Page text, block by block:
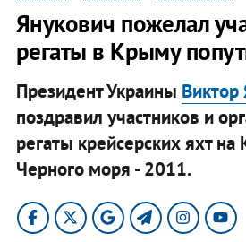
Янукович пожелал
регаты в Крыму
Президент Украины Виктор
поздравил участников и
регаты крейсерских яхт на
Черного моря - 2011.